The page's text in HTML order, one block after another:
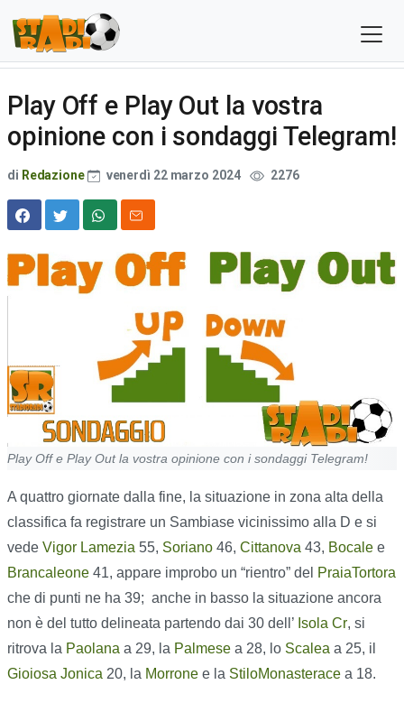
Play Off e Play Out la vostra
opinione con i sondaggi Telegram!
di Redazione venerdì 22 marzo 2024 2276
Play Off e Play Out la vostra opinione con i sondaggi Telegram!
A quattro giornate dalla fine, la situazione in zona alta della
classifica fa registrare un Sambiase vicinissimo alla D e si
vede Vigor Lamezia 55, Soriano 46, Cittanova 43, Bocale e
Brancaleone 41, appare improbo un “rientro” del PraiaTortora
che di punti ne ha 39; anche in basso la situazione ancora
non è del tutto delineata partendo dai 30 dell’ Isola Cr, si
ritrova la Paolana a 29, la Palmese a 28, lo Scalea a 25, il
Gioiosa Jonica 20, la Morrone e la StiloMonasterace a 18.